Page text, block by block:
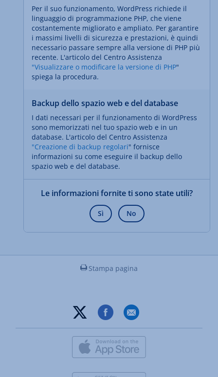
Per il suo funzionamento, WordPress richiede il
linguaggio di programmazione PHP, che viene
costantemente migliorato e ampliato. Per garantire
i massimi livelli di sicurezza e prestazioni, è quindi
necessario passare sempre alla versione di PHP più
recente. L'articolo del Centro Assistenza
"Visualizzare o modificare la versione di PHP"
spiega la procedura.
Backup dello spazio web e del database
I dati necessari per il funzionamento di WordPress
sono memorizzati nel tuo spazio web e in un
database. L'articolo del Centro Assistenza
"Creazione di backup regolari" fornisce
informazioni su come eseguire il backup dello
spazio web e del database.
Le informazioni fornite ti sono state utili?
Sì No
Stampa pagina